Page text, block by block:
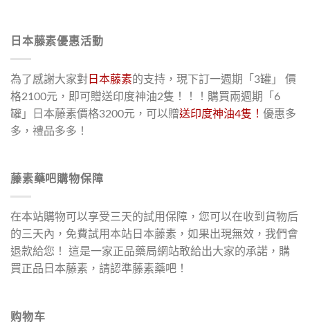
日本藤素優惠活動
為了感謝大家對 日本藤素的支持，現下訂一週期「3罐」 價
格2100元，即可贈送印度神油2隻！！！購買兩週期「6
罐」日本藤素價格3200元，可以贈送印度神油4隻！ 優惠多
多，禮品多多！
藤素藥吧購物保障
在本站購物可以享受三天的試用保障，您可以在收到貨物后
的三天內，免費試用本站日本藤素，如果出現無效，我們會
退款給您！ 這是一家正品藥局網站敢給出大家的承諾，購
買正品日本藤素，請認準藤素藥吧！
购物车